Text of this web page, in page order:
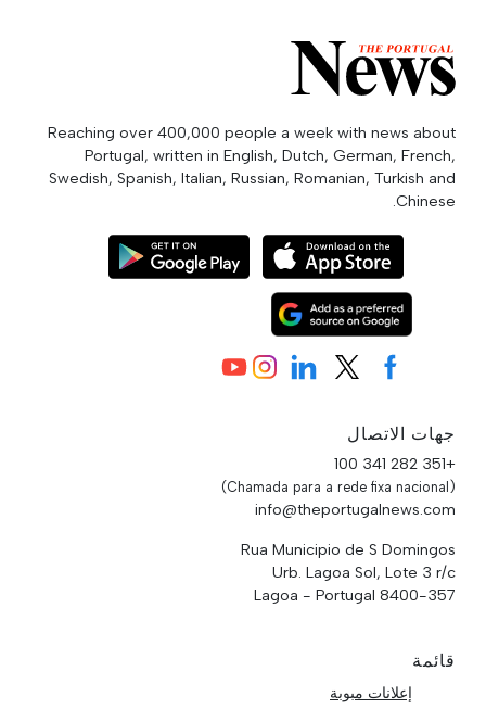
Reaching over 400,000 people a week with news about
Portugal, written in English, Dutch, German, French,
Swedish, Spanish, Italian, Russian, Romanian, Turkish and
Chinese.
جهات الاتصال
+351 282 341 100
(Chamada para a rede fixa nacional)
info@theportugalnews.com
Rua Municipio de S Domingos
Urb. Lagoa Sol, Lote 3 r/c
8400-357 Lagoa - Portugal
قائمة
إعلانات مبوبة